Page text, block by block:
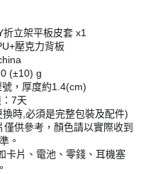
立架平板皮套 x1
壓克力背板
(±10) g
，厚度約1.4(cm)
7天
時,必須是完整包裝及配件)
供參考，顏色請以實際收到
。
卡片、電池、零錢、耳機塞